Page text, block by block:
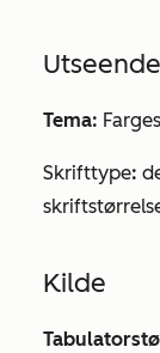
Utseende
Tema:
Skrifttype:
Kilde